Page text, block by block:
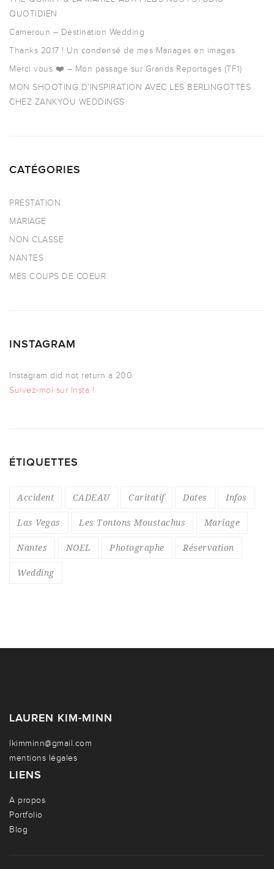
QUOTIDIEN
Cameroun – Destination Wedding
Thanks 2017 ! Un condensé de mes Mariages en images
Merci vous ❤️ – Mon passage sur Grands Reportages (TF1)
MON SHOOTING D’INSPIRATION AVEC LES BERLINGOTTES
CHEZ ZANKYOU WEDDINGS
CATÉGORIES
PRESTATION
MARIAGE
NON CLASSE
NANTES
MES COUPS DE COEUR
INSTAGRAM
Instagram did not return a 200.
Suivez-moi sur Insta !
ÉTIQUETTES
Accident CADEAU Caritatif Dates Infos
Las Vegas Les Tontons Moustachus Mariage
Nantes NOEL Photographe Réservation
Wedding
LAUREN KIM-MINN
lkimminn@gmail.com
mentions légales
LIENS
A propos
Portfolio
Blog